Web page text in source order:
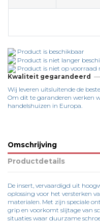
Product is beschikbaar
Product is niet langer
Product is niet op voorraad
Kwaliteit gegarandeerd
Wij leveren uitsluitende de
Om dit te garanderen werken
handelshuizen in Europa.
Omschrijving
Productdetails
De insert, vervaardigd uit
oplossing voor het versterken
materialen. Met zijn speciale
grip en voorkomt slijtage van
situaties waar duurzame